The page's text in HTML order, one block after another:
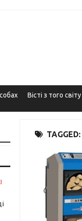
Вісті з того світу
TAGGED: